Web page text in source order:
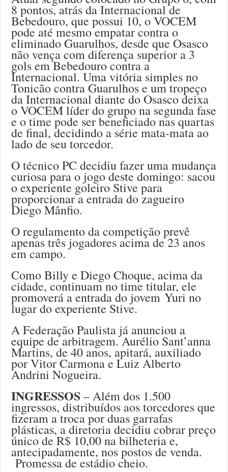
8 pontos, atrás da Internacional de
Bebedouro, que possui 10, o VOCEM
pode até mesmo empatar contra o
eliminado Guarulhos, desde que Osasco
não vença com diferença superior a 3
gols em Bebedouro contra a
Internacional. Uma vitória simples no
Tonicão contra Guarulhos e um tropeço
da Internacional diante do Osasco deixa
o VOCEM líder do grupo na segunda fase
e o time pode ser beneficiado nas quartas
de final, decidindo a série mata-mata ao
lado de seu torcedor.
O técnico PC decidiu fazer uma mudança
curiosa para o jogo deste domingo: sacou
o experiente goleiro Stive para
proporcionar a entrada do zagueiro
Diego Mânfio.
O regulamento da competição prevê
apenas três jogadores acima de 23 anos
em campo.
Como Billy e Diego Choque, acima da
cidade, continuam no time titular, ele
promoverá a entrada do jovem Yuri no
lugar do experiente Stive.
A Federação Paulista já anunciou a
equipe de arbitragem. Aurélio Sant’anna
Martins, de 40 anos, apitará, auxiliado
por Vitor Carmona e Luiz Alberto
Andrini Nogueira.
INGRESSOS– Além dos 1.500
ingressos, distribuídos aos torcedores que
fizeram a troca por duas garrafas
plásticas, a diretoria decidiu cobrar preço
único de R$ 10,00 na bilheteria e,
antecipadamente, nos postos de venda.
Promessa de estádio cheio.